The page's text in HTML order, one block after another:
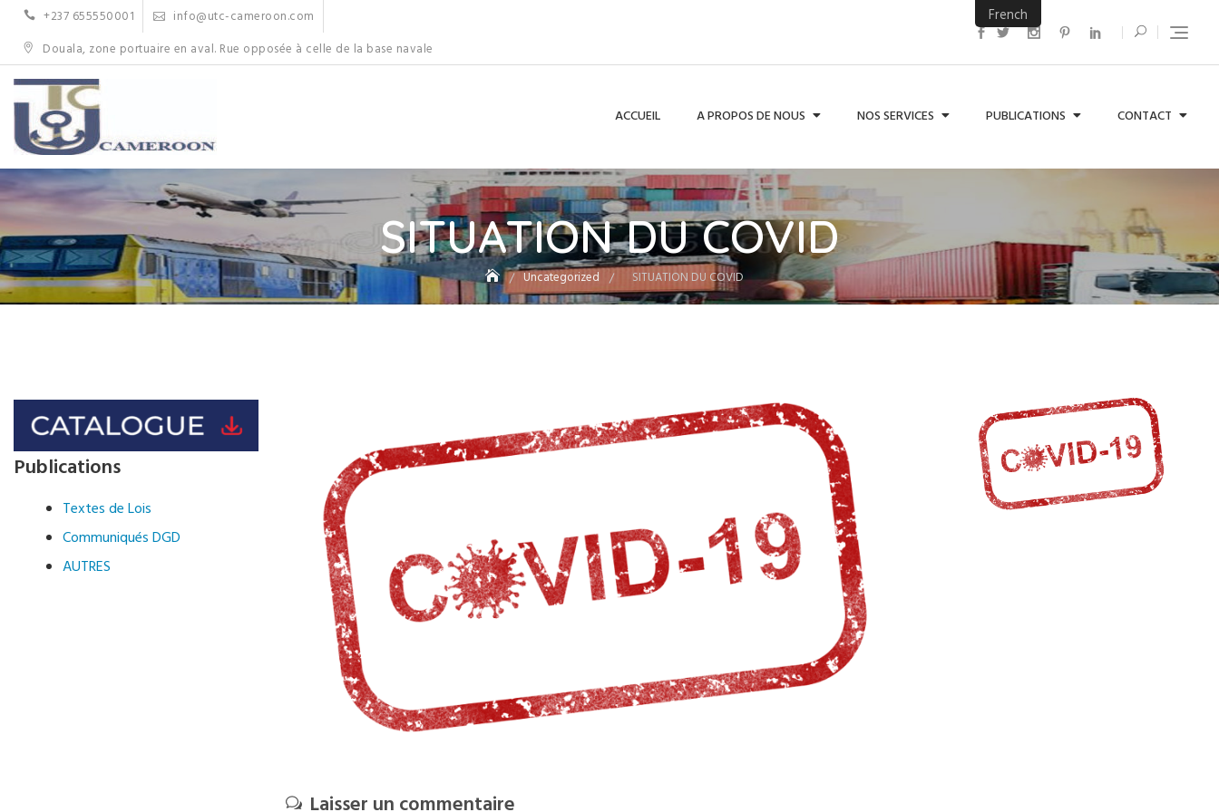
content
+237 655550001
info@utc-cameroon.com
Douala, zone portuaire en aval. Rue opposée à celle de la base navale
ACCUEIL A PROPOS DE NOUS NOS SERVICES PUBLICATIONS CONTACT
SITUATION DU COVID
Uncategorized SITUATION DU COVID
Publications
Textes de Lois
Communiqués DGD
AUTRES
Laisser un commentaire
French